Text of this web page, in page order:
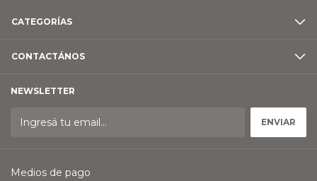
CATEGORÍAS
CONTACTÁNOS
NEWSLETTER
Medios de pago